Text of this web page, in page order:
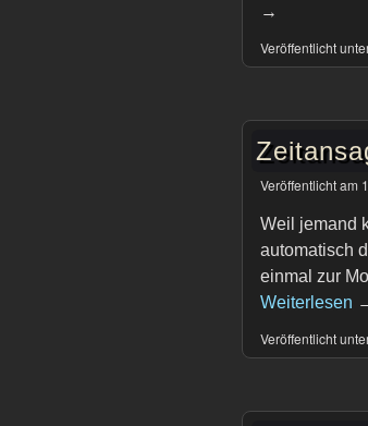
→
Veröffentlicht
Veröffentlicht am
Weil jemand
automatisch
einmal zur
Weiterlesen
Veröffentlicht